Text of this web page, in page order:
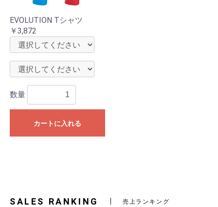
EVOLUTION Tシャツ
￥3,872
数量
カートに入れる
お買い物を続ける カートへ進む
SALES RANKING 売上ランキング